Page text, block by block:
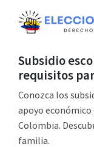
Subsidio
requisitos
Conozca los
apoyo
Colombia.
familia.